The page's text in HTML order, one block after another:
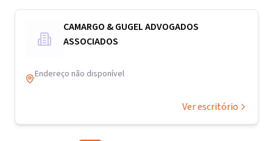
CAMARGO & GUGEL ADVOGADOS
ASSOCIADOS
Endereço não disponível
Ver escritório